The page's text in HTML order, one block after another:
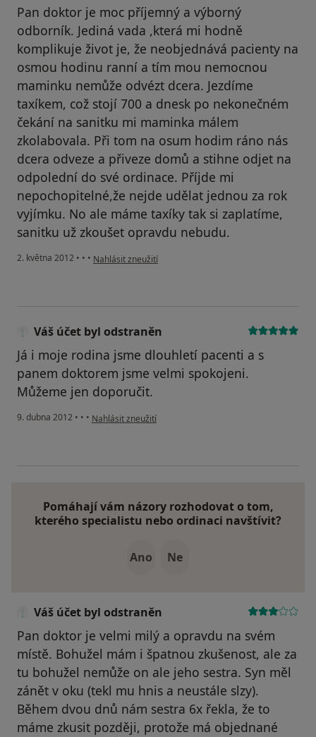
Pan doktor je moc příjemný a výborný
odborník. Jediná vada ,která mi hodně
komplikuje život je, že neobjednává pacienty na
osmou hodinu ranní a tím mou nemocnou
maminku nemůže odvézt dcera. Jezdíme
taxíkem, což stojí 700 a dnesk po nekonečném
čekání na sanitku mi maminka málem
zkolabovala. Při tom na osum hodim ráno nás
dcera odveze a přiveze domů a stihne odjet na
odpolední do své ordinace. Příjde mi
nepochopitelné,že nejde udělat jednou za rok
vyjímku. No ale máme taxíky tak si zaplatíme,
sanitku už zkoušet opravdu nebudu.
2. května 2012 • • • podle názoru uživatele Jaroslava Thořová
Nahlásit zneužití
Váš účet byl odstraněn
Já i moje rodina jsme dlouhletí pacenti a s
panem doktorem jsme velmi spokojeni.
Můžeme jen doporučit.
9. dubna 2012 • • • podle názoru uživatele Váš účet byl odstraněn
Nahlásit zneužití
Pomáhají vám názory rozhodovat o tom,
kterého specialistu nebo ordinaci navštívit?
Ano Ne
Váš účet byl odstraněn
Pan doktor je velmi milý a opravdu na svém
místě. Bohužel mám i špatnou zkušenost, ale za
tu bohužel nemůže on ale jeho sestra. Syn měl
zánět v oku (tekl mu hnis a neustále slzy).
Během dvou dnů nám sestra 6x řekla, že to
máme zkusit později, protože má objednané